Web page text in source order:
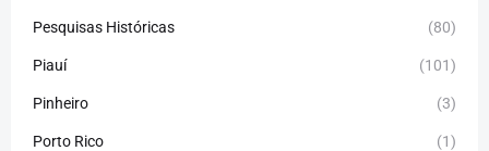
Pesquisas Históricas (80)
Piauí (101)
Pinheiro (3)
Porto Rico (1)